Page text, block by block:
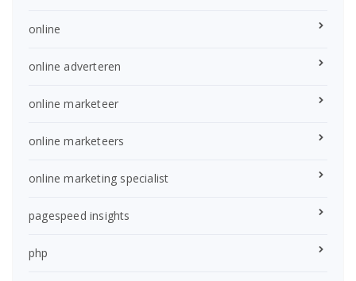
online
online adverteren
online marketeer
online marketeers
online marketing specialist
pagespeed insights
php